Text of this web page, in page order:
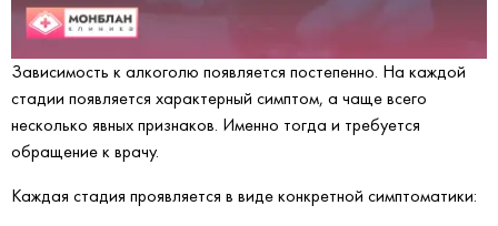
Зависимость к алкоголю появляется постепенно. На каждой
стадии появляется характерный симптом, а чаще всего
несколько явных признаков. Именно тогда и требуется
обращение к врачу.
Каждая стадия проявляется в виде конкретной симптоматики: